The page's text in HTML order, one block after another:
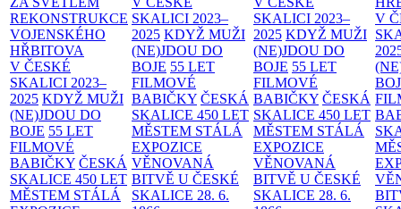
REKONSTRUKCE
VOJENSKÉHO
HŘBITOVA
V ČESKÉ
SKALICI 2023–
2025 KDYŽ MUŽI
(NE)JDOU DO
BOJE 55 LET
FILMOVÉ
BABIČKY ČESKÁ
SKALICE 450 LET
MĚSTEM STÁLÁ
SKALICI 2023–
2025 KDYŽ MUŽI
(NE)JDOU DO
BOJE 55 LET
FILMOVÉ
BABIČKY ČESKÁ
SKALICE 450 LET
MĚSTEM STÁLÁ
EXPOZICE
VĚNOVANÁ
BITVĚ U ČESKÉ
SKALICE 28. 6.
SKALICI 2023–
2025 KDYŽ MUŽI
(NE)JDOU DO
BOJE 55 LET
FILMOVÉ
BABIČKY ČESKÁ
SKALICE 450 LET
MĚSTEM STÁLÁ
EXPOZICE
VĚNOVANÁ
BITVĚ U ČESKÉ
SKALICE 28. 6.
V